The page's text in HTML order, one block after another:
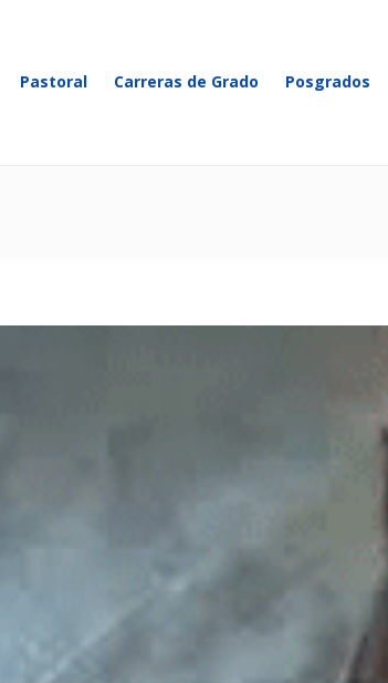
Pastoral Carreras de Grado Posgrados